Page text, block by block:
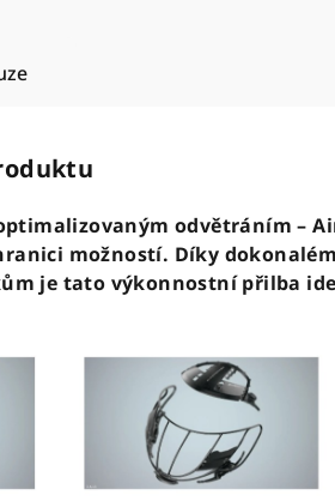
odvětráním –
možností. Díky
je tato výkonnostní přilba